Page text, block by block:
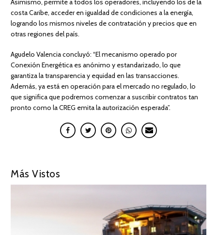
costa Caribe, acceder en igualdad de condiciones a la energía,
logrando los mismos niveles de contratación y precios que en
otras regiones del país.
Agudelo Valencia concluyó: “El mecanismo operado por
Conexión Energética es anónimo y estandarizado, lo que
garantiza la transparencia y equidad en las transacciones.
Además, ya está en operación para el mercado no regulado, lo
que significa que podremos comenzar a suscribir contratos tan
pronto como la CREG emita la autorización esperada”.
Más Vistos